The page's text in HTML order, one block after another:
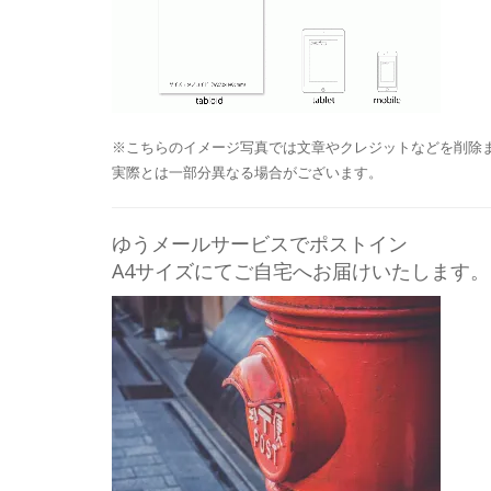
※こちらのイメージ写真では文章やクレジットなどを削除
実際とは一部分異なる場合がございます。
ゆうメールサービスでポストイン
A4サイズにてご自宅へお届けいたします。